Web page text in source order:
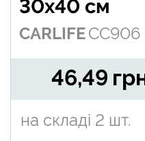
30х40 см
CARLIFECC906
46,49
на складі 2 шт.